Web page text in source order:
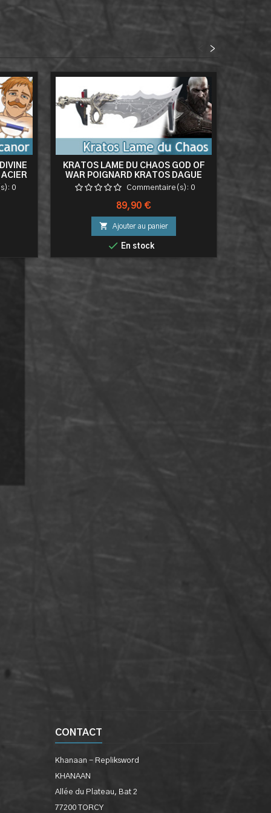
>
0
KRATOS LAME DU CHAOS GOD OF
WAR POIGNARD KRATOS DAGUE
COUTEAU ACIER + PRESENTOIR EN
Commentaire(s): 0
Prix
89,90 €
 Ajouter au panier
 En stock
CONTACT
Khanaan - Repliksword
KHANAAN
Allée du Plateau, Bat 2
77200 TORCY